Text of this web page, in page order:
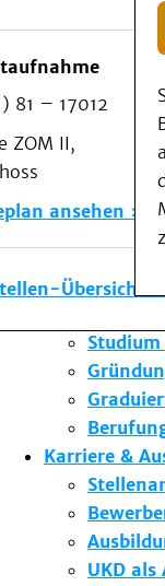
oder
Wählen Sie ein
81 – 17012
ZOM II,
ansehen
Übersicht
Patienten &
Als
Notfall
Forschung &
Die
Karriere &
UKD als